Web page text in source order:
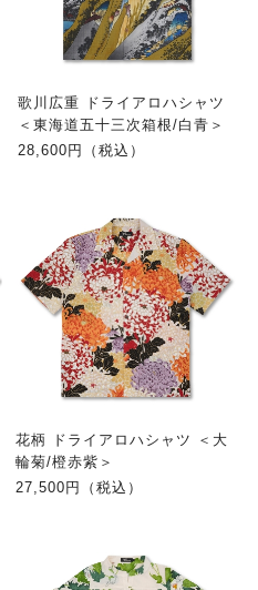
歌川広重 ドライアロハシャツ
＜東海道五十三次箱根/白青＞
28,600円（税込）
花柄 ドライアロハシャツ ＜大
輪菊/橙赤紫＞
27,500円（税込）